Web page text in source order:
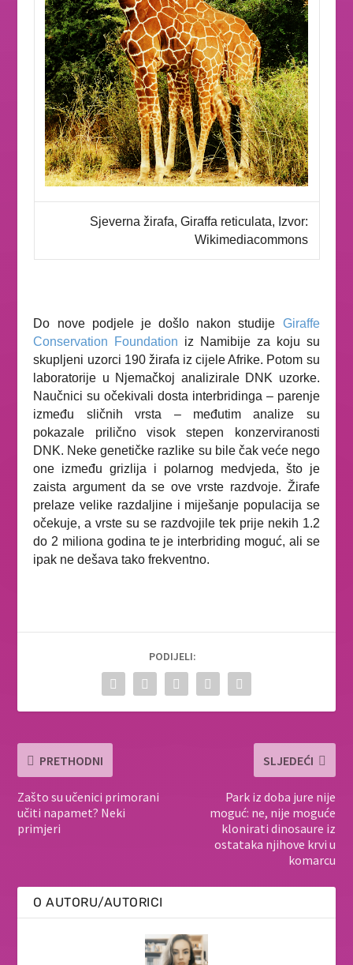
Sjeverna žirafa, Giraffa reticulata, Izvor:
Wikimediacommons
Do nove podjele je došlo nakon studije Giraffe
Conservation Foundation iz Namibije za koju su
skupljeni uzorci 190 žirafa iz cijele Afrike. Potom su
laboratorije u Njemačkoj analizirale DNK uzorke.
Naučnici su očekivali dosta interbridinga – parenje
između sličnih vrsta – međutim analize su
pokazale prilično visok stepen konzerviranosti
DNK. Neke genetičke razlike su bile čak veće nego
one između grizlija i polarnog medvjeda, što je
zaista argument da se ove vrste razdvoje. Žirafe
prelaze velike razdaljine i miješanje populacija se
očekuje, a vrste su se razdvojile tek prije nekih 1.2
do 2 miliona godina te je interbriding moguć, ali se
ipak ne dešava tako frekventno.
PODIJELI:
PRETHODNI
Zašto su učenici primorani
učiti napamet? Neki
primjeri
SLJEDEĆI
Park iz doba jure nije
moguć: ne, nije moguće
klonirati dinosaure iz
ostataka njihove krvi u
komarcu
O AUTORU/AUTORICI